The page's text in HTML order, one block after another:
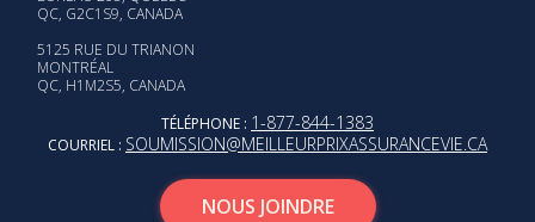
QC, G2C1S9, CANADA
5125 RUE DU TRIANON
MONTRÉAL
QC, H1M2S5, CANADA
TÉLÉPHONE : 1-877-844-1383
COURRIEL : SOUMISSION@MEILLEURPRIXASSURANCEVIE.CA
NOUS JOINDRE